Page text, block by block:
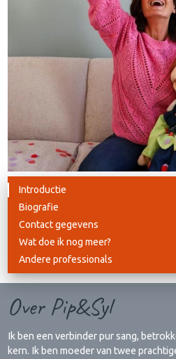
Introductie
Biografie
Contact gegevens
Wat doe ik nog meer?
Andere professionals
Over Pip&Syl
Ik ben een verbinder pur sang,
kern. Ik ben moeder van twee